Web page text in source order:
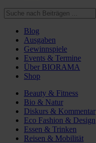
Blog
Ausgaben
Gewinnspiele
Events & Termine
Über BIORAMA
Shop
Beauty & Fitness
Bio & Natur
Diskurs & Kommentar
Eco Fashion & Design
Essen & Trinken
Reisen & Mobilität